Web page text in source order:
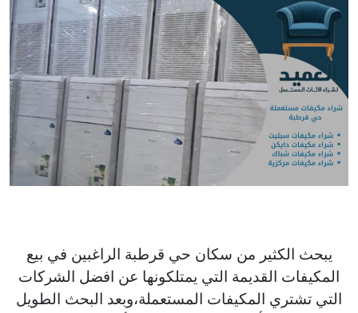
يبحث الكثير من سكان حي قرطبة الراغبين في بيع
المكيفات القديمة التي يمتلكونها عن افضل الشركات
التي تشتري المكيفات المستعملة،وبعد البحث الطويل